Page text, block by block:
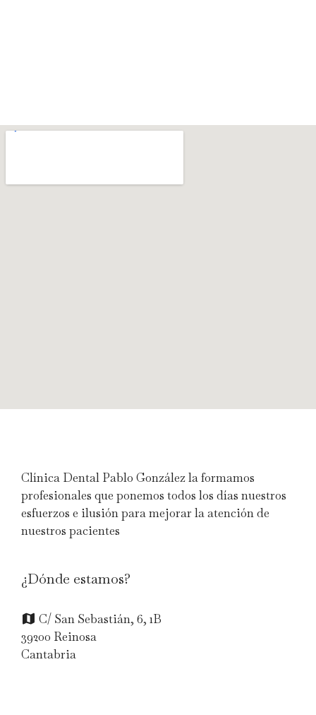
Clínica Dental Pablo González la formamos
profesionales que ponemos todos los días nuestros
esfuerzos e ilusión para mejorar la atención de
nuestros pacientes
¿Dónde estamos?
C/ San Sebastián, 6, 1B
39200 Reinosa
Cantabria